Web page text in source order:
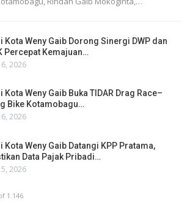
Kota Weny Gaib Dorong Sinergi DWP dan
Percepat Kemajuan…
2026
Kota Weny Gaib Buka TIDAR Drag Race–
Bike Kotamobagu…
2026
Kota Weny Gaib Datangi KPP Pratama,
Data Pajak Pribadi…
2026
1.146